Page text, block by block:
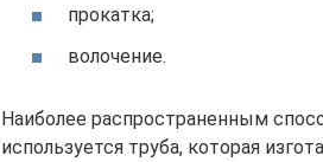
прокатка;
волочение.
Наиболее распространенным
используется труба, которая